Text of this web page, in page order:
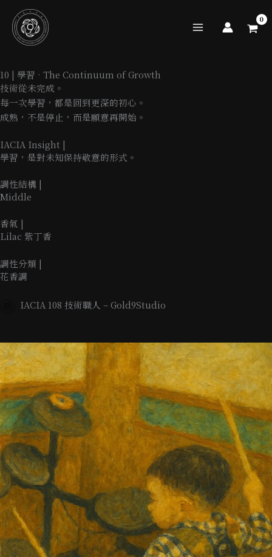
容
10 | 學習 · The Continuum of Growth
技術從未完成。
每一次學習，都是回到更深的初心。
成熟，不是停止，而是願意再開始。
IACIA Insight |
學習，是對未知保持敬意的形式。
調性結構 |
Middle
香氣 |
Lilac 紫丁香
調性分類 |
花香調
IACIA 108 技術職人 – Gold9Studio